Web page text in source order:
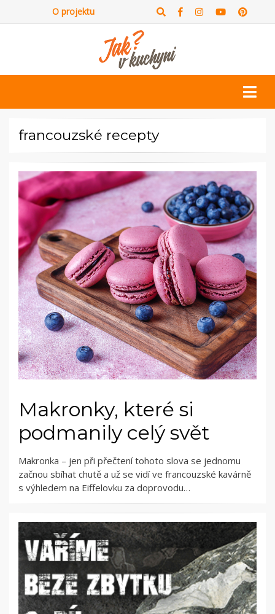
O projektu
francouzské recepty
Makronky, které si
podmanily celý svět
Makronka – jen při přečtení tohoto slova se jednomu
začnou sbíhat chutě a už se vidí ve francouzské kavárně
s výhledem na Eiffelovku za doprovodu…